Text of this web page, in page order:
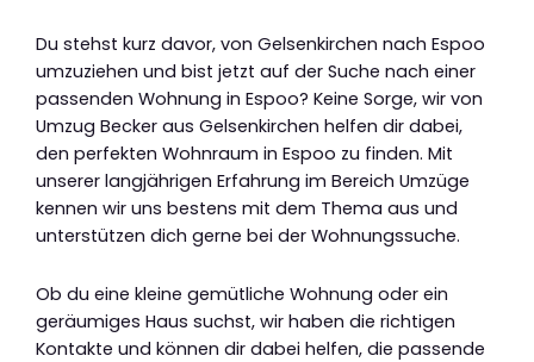
Du stehst kurz davor, von Gelsenkirchen nach Espoo
umzuziehen und bist jetzt auf der Suche nach einer
passenden Wohnung in Espoo? Keine Sorge, wir von
Umzug Becker aus Gelsenkirchen helfen dir dabei,
den perfekten Wohnraum in Espoo zu finden. Mit
unserer langjährigen Erfahrung im Bereich Umzüge
kennen wir uns bestens mit dem Thema aus und
unterstützen dich gerne bei der Wohnungssuche.
Ob du eine kleine gemütliche Wohnung oder ein
geräumiges Haus suchst, wir haben die richtigen
Kontakte und können dir dabei helfen, die passende